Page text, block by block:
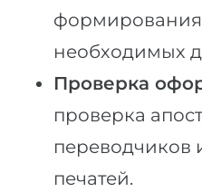
формирования
необходимых
Проверка
проверка
переводчиков
печатей.